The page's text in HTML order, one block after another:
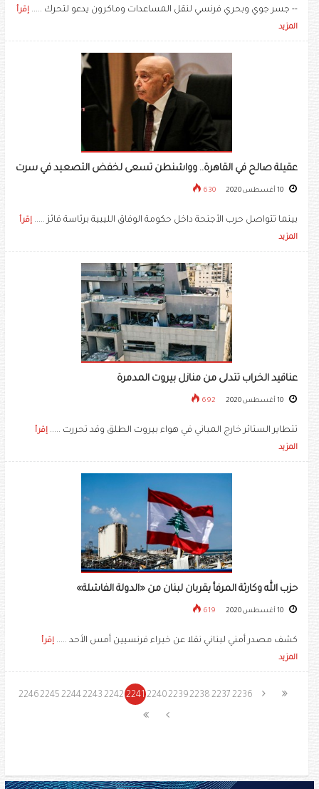
-- جسر جوي وبحري فرنسي لنقل المساعدات وماكرون يدعو لتحرك ..... إقرأ
المزيد
عقيلة صالح في القاهرة.. وواشنطن تسعى لخفض التصعيد في سرت
630
بينما تتواصل حرب الأجنحة داخل حكومة الوفاق الليبية برئاسة فائز ..... إقرأ
المزيد
عناقيد الخراب تتدلى من منازل بيروت المدمرة
692
تتطاير الستائر خارج المباني في هواء بيروت الطلق وقد تحررت ..... إقرأ
المزيد
حزب الله وكارثة المرفأ يقربان لبنان من «الدولة الفاشلة»
619
كشف مصدر أمني لبناني نقلا عن خبراء فرنسيين أمس الأحد ..... إقرأ
المزيد
2236
2237
2238
2239
2240
2241
2242
2243
2244
2245
2246